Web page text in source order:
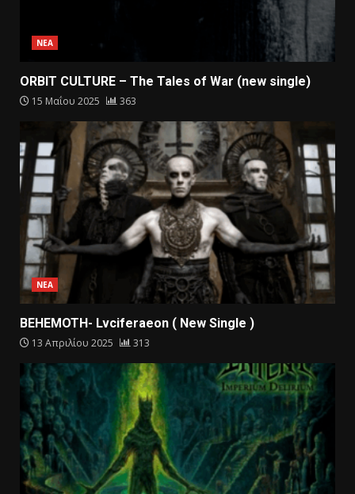
ΝΕΑ
ORBIT CULTURE – The Tales of War (new single)
15 Μαΐου 2025 363
ΝΕΑ
BEHEMOTH- Lvciferaeon ( New Single )
13 Απριλίου 2025 313